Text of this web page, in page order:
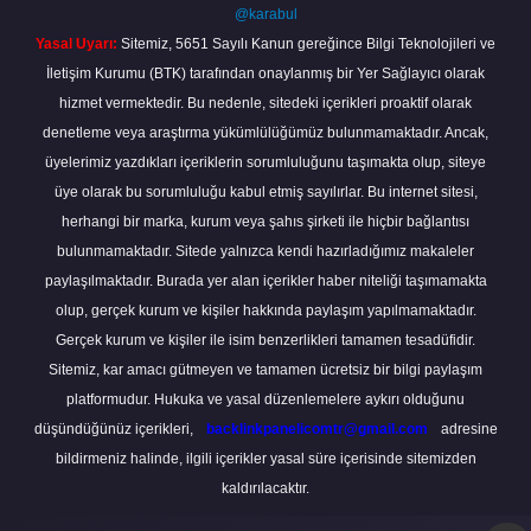
@karabul
Yasal Uyarı: Sitemiz, 5651 Sayılı Kanun gereğince Bilgi Teknolojileri ve
İletişim Kurumu (BTK) tarafından onaylanmış bir Yer Sağlayıcı olarak
hizmet vermektedir. Bu nedenle, sitedeki içerikleri proaktif olarak
denetleme veya araştırma yükümlülüğümüz bulunmamaktadır. Ancak,
üyelerimiz yazdıkları içeriklerin sorumluluğunu taşımakta olup, siteye
üye olarak bu sorumluluğu kabul etmiş sayılırlar. Bu internet sitesi,
herhangi bir marka, kurum veya şahıs şirketi ile hiçbir bağlantısı
bulunmamaktadır. Sitede yalnızca kendi hazırladığımız makaleler
paylaşılmaktadır. Burada yer alan içerikler haber niteliği taşımamakta
olup, gerçek kurum ve kişiler hakkında paylaşım yapılmamaktadır.
Gerçek kurum ve kişiler ile isim benzerlikleri tamamen tesadüfidir.
Sitemiz, kar amacı gütmeyen ve tamamen ücretsiz bir bilgi paylaşım
platformudur. Hukuka ve yasal düzenlemelere aykırı olduğunu
düşündüğünüz içerikleri,
backlinkpanelicomtr@gmail.com
adresine
bildirmeniz halinde, ilgili içerikler yasal süre içerisinde sitemizden
kaldırılacaktır.